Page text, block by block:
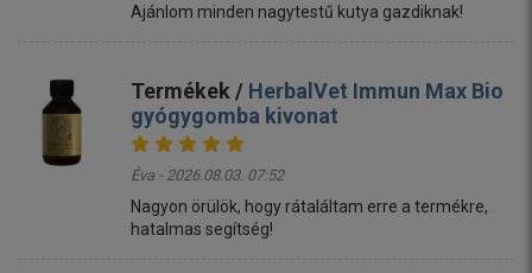
Ajánlom minden nagytestű kutya gazdiknak!
Termékek / HerbalVet Immun Max Bio
gyógygomba kivonat
Éva - 2026.08.03. 07:52
Nagyon örülök, hogy rátaláltam erre a termékre,
hatalmas segítség!